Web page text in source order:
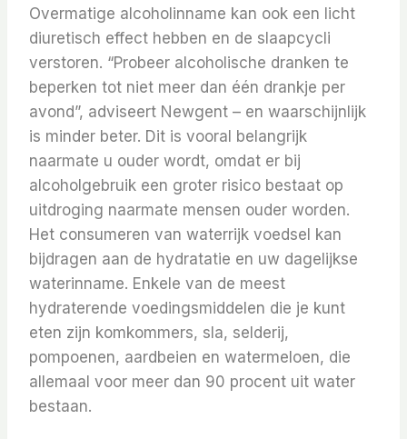
Overmatige alcoholinname kan ook een licht
diuretisch effect hebben en de slaapcycli
verstoren. “Probeer alcoholische dranken te
beperken tot niet meer dan één drankje per
avond”, adviseert Newgent – ​​en waarschijnlijk
is minder beter. Dit is vooral belangrijk
naarmate u ouder wordt, omdat er bij
alcoholgebruik een groter risico bestaat op
uitdroging naarmate mensen ouder worden.
Het consumeren van waterrijk voedsel kan
bijdragen aan de hydratatie en uw dagelijkse
waterinname. Enkele van de meest
hydraterende voedingsmiddelen die je kunt
eten zijn komkommers, sla, selderij,
pompoenen, aardbeien en watermeloen, die
allemaal voor meer dan 90 procent uit water
bestaan.